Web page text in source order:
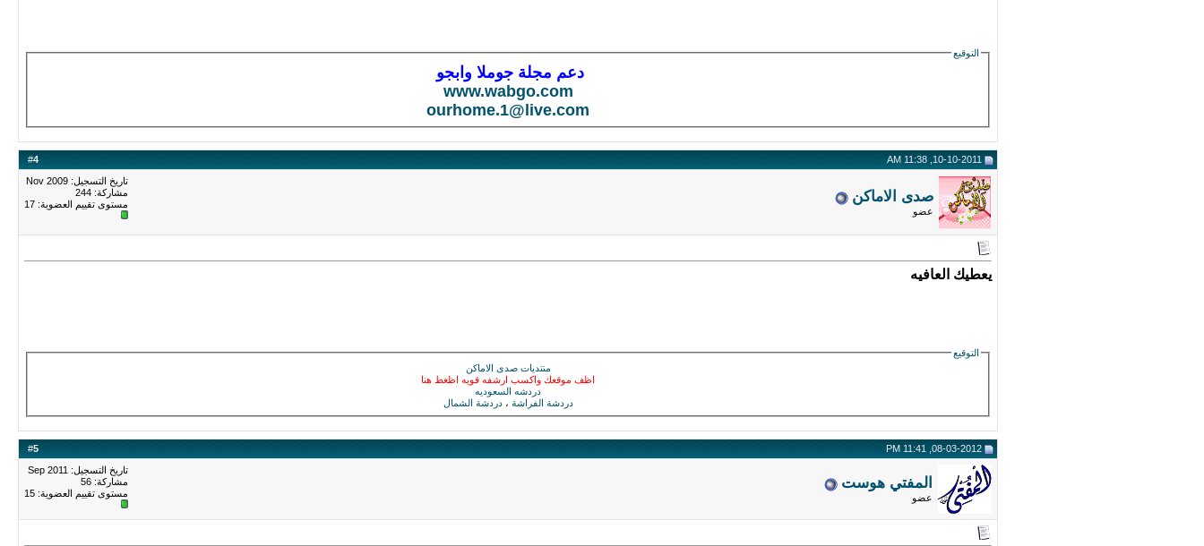
التوقيع
دعم مجلة جوملا وابجو
www.wabgo.com
ourhome.1@live.com
#4
صدى الاماكن
عضو
تاريخ التسجيل: Nov 2009
مشاركة: 244
مستوى تقييم العضوية: 17
يعطيك العافيه
التوقيع
منتديات صدى الاماكن
اظف موقعك واكسب ارشفه قويه اظغط هنا
دردشه السعوديه
دردشة الفراشة ،دردشة الشمال
#5
المفتي هوست
عضو
تاريخ التسجيل: Sep 2011
مشاركة: 56
مستوى تقييم العضوية: 15